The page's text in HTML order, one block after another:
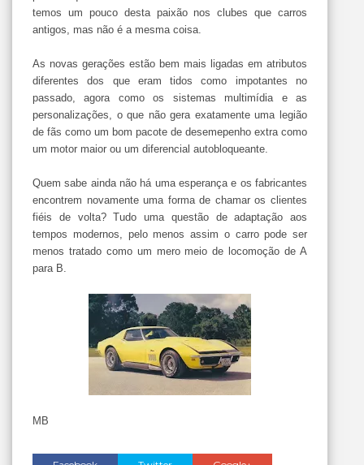
temos um pouco desta paixão nos clubes que carros
antigos, mas não é a mesma coisa.
As novas gerações estão bem mais ligadas em atributos
diferentes dos que eram tidos como impotantes no
passado, agora como os sistemas multimídia e as
personalizações, o que não gera exatamente uma legião
de fãs como um bom pacote de desemepenho extra como
um motor maior ou um diferencial autobloqueante.
Quem sabe ainda não há uma esperança e os fabricantes
encontrem novamente uma forma de chamar os clientes
fiéis de volta? Tudo uma questão de adaptação aos
tempos modernos, pelo menos assim o carro pode ser
menos tratado como um mero meio de locomoção de A
para B.
MB